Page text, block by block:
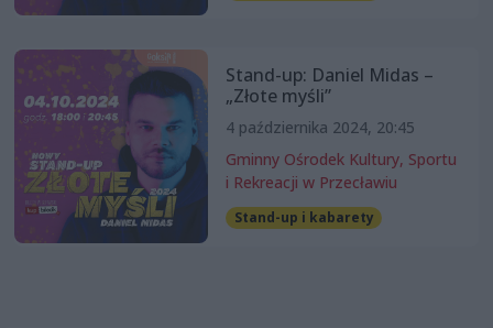
Stand-up: Daniel Midas –
„Złote myśli”
4 października 2024, 20:45
Gminny Ośrodek Kultury, Sportu
i Rekreacji w Przecławiu
Stand-up i kabarety